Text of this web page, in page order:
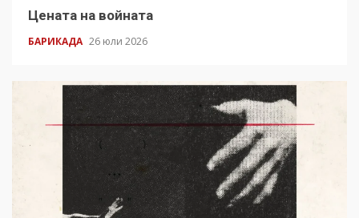
Цената на войната
БАРИКАДА 26 юли 2026